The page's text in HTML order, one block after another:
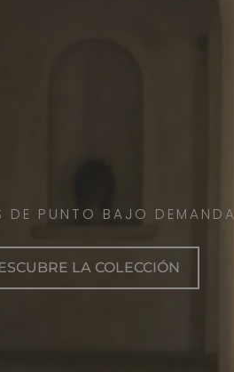
DE PUNTO BAJO DEMANDA
LA COLECCIÓN